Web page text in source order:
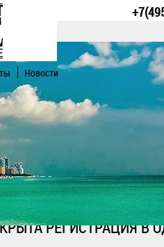
Новости
РЕГИСТРАЦИЯ В